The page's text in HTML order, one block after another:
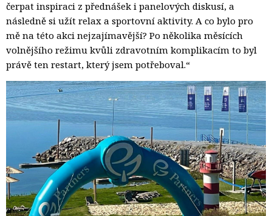
čerpat inspiraci z přednášek i panelových diskusí, a
následně si užít relax a sportovní aktivity. A co bylo pro
mě na této akci nejzajímavější? Po několika měsících
volnějšího režimu kvůli zdravotním komplikacím to byl
právě ten restart, který jsem potřeboval.“